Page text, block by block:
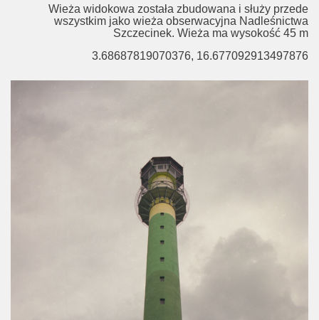
Wieża widokowa została zbudowana i służy przede
wszystkim jako wieża obserwacyjna Nadleśnictwa
Szczecinek. Wieża ma wysokość 45 m
3.68687819070376, 16.677092913497876